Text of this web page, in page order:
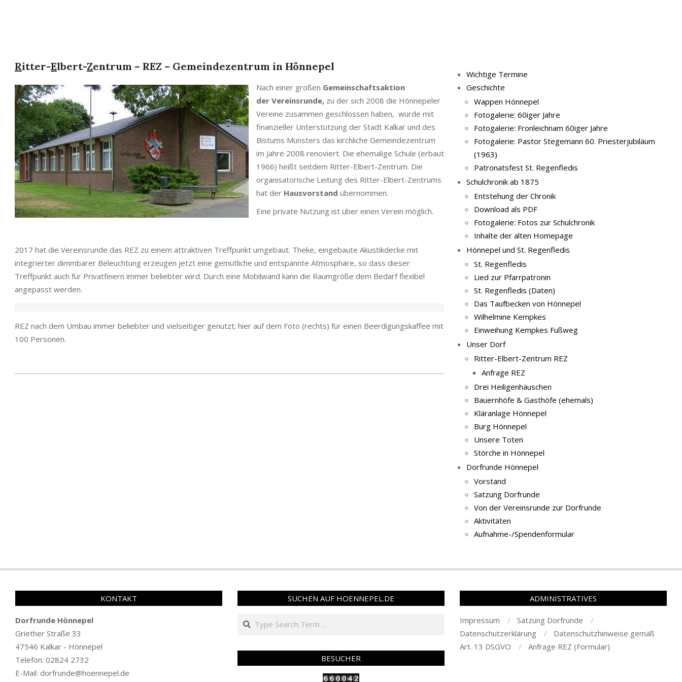
Ritter-Elbert-Zentrum – REZ – Gemeindezentrum in Hönnepel
Nach einer großen Gemeinschaftsaktion
der Vereinsrunde, zu der sich 2008 die Hönnepeler
Vereine zusammen geschlossen haben, wurde mit
finanzieller Unterstützung der Stadt Kalkar und des
Bistums Münsters das kirchliche Gemeindezentrum
im Jahre 2008 renoviert. Die ehemalige Schule (erbaut
1966) heißt seitdem Ritter-Elbert-Zentrum. Die
organisatorische Leitung des Ritter-Elbert-Zentrums
hat der Hausvorstand übernommen.
Eine private Nutzung ist über einen Verein möglich.
2017 hat die Vereinsrunde das REZ zu einem attraktiven Treffpunkt umgebaut. Theke, eingebaute Akustikdecke mit
integrierter dimmbarer Beleuchtung erzeugen jetzt eine gemütliche und entspannte Atmosphäre, so dass dieser
Treffpunkt auch für Privatfeiern immer beliebter wird. Durch eine Mobilwand kann die Raumgröße dem Bedarf flexibel
angepasst werden.
REZ nach dem Umbau immer beliebter und vielseitiger genutzt; hier auf dem Foto (rechts) für einen Beerdigungskaffee mit
100 Personen.
Wichtige Termine
Geschichte
Wappen Hönnepel
Fotogalerie: 60iger Jahre
Fotogalerie: Fronleichnam 60iger Jahre
Fotogalerie: Pastor Stegemann 60. Priesterjubiläum
(1963)
Patronatsfest St. Regenfledis
Schulchronik ab 1875
Entstehung der Chronik
Download als PDF
Fotogalerie: Fotos zur Schulchronik
Inhalte der alten Homepage
Hönnepel und St. Regenfledis
St. Regenfledis
Lied zur Pfarrpatronin
St. Regenfledis (Daten)
Das Taufbecken von Hönnepel
Wilhelmine Kempkes
Einweihung Kempkes Fußweg
Unser Dorf
Ritter-Elbert-Zentrum REZ
Anfrage REZ
Drei Heiligenhäuschen
Bauernhöfe & Gasthöfe (ehemals)
Kläranlage Hönnepel
Burg Hönnepel
Unsere Toten
Störche in Hönnepel
Dorfrunde Hönnepel
Vorstand
Satzung Dorfrunde
Von der Vereinsrunde zur Dorfrunde
Aktivitäten
Aufnahme-/Spendenformular
KONTAKT
Dorfrunde Hönnepel
Griether Straße 33
47546 Kalkar - Hönnepel
Telefon: 02824 2732
E-Mail: dorfrunde@hoennepel.de
SUCHEN AUF HOENNEPEL.DE
Search
BESUCHER
ADMINISTRATIVES
Impressum
Satzung Dorfrunde
Datenschutzerklärung
Datenschutzhinweise gemäß
Art. 13 DSGVO
Anfrage REZ (Formular)